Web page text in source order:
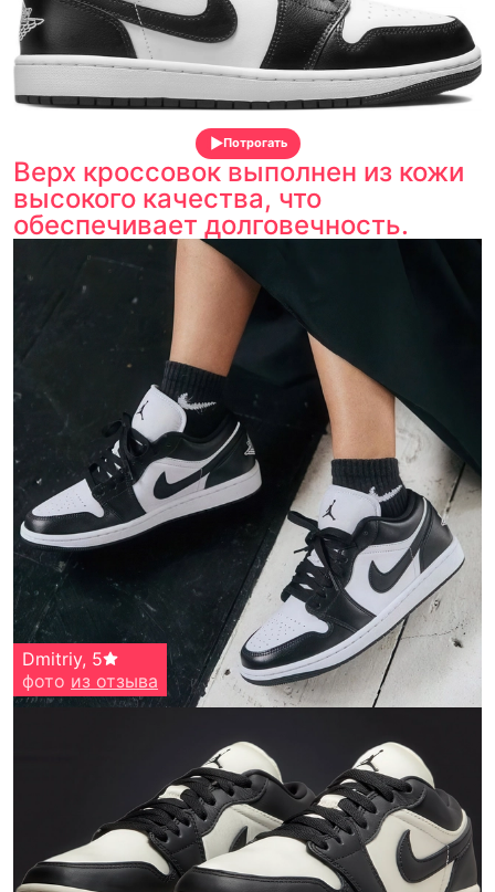
Потрогать
Верх кроссовок выполнен из кожи
высокого качества, что
обеспечивает долговечность.
Dmitriy, 5
фото из отзыва